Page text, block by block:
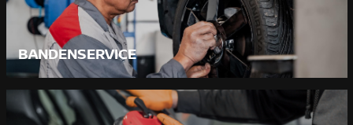
BANDENSERVICE